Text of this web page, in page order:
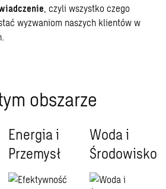
, czyli wszystko czego
wyzwaniom naszych klientów w
obszarze
Energia i
Przemysł
Woda i
Środowisko